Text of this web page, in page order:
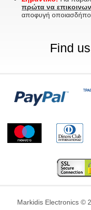
πρώτα να
αποφυγή
Find
Markidis Electronics ©